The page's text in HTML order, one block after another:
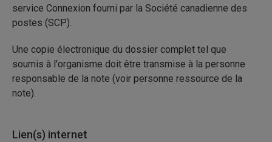
service Connexion fourni par la Société canadienne des
postes (SCP).
Une copie électronique du dossier complet tel que
soumis à l'organisme doit être transmise à la personne
responsable de la note (voir personne ressource de la
note).
Lien(s) internet